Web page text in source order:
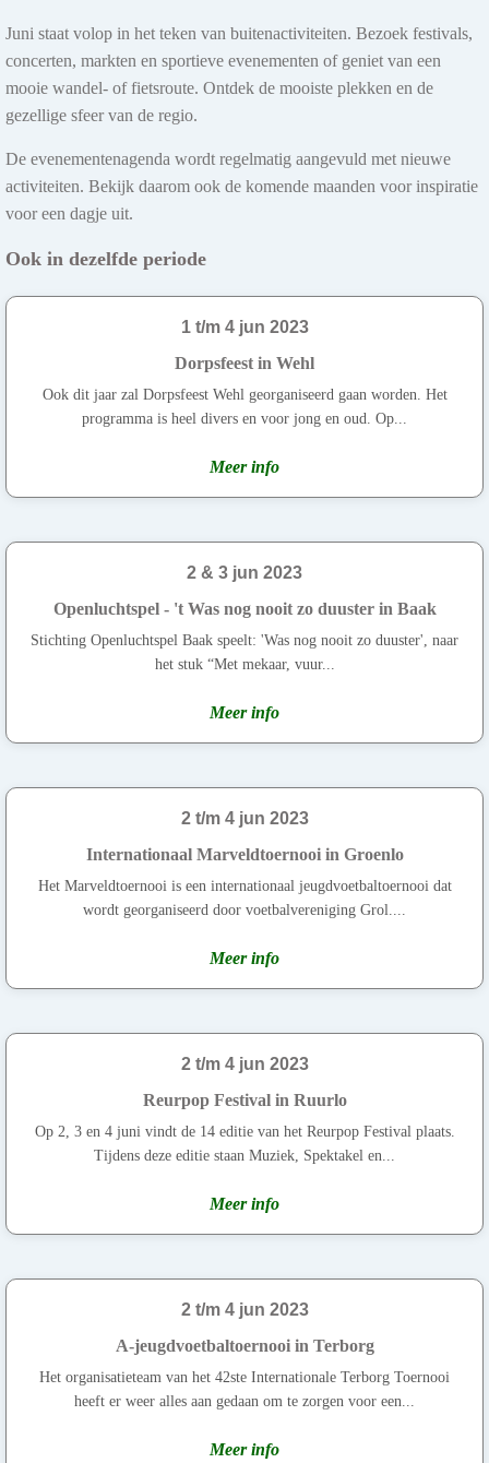
Juni staat volop in het teken van buitenactiviteiten. Bezoek festivals,
concerten, markten en sportieve evenementen of geniet van een
mooie wandel- of fietsroute. Ontdek de mooiste plekken en de
gezellige sfeer van de regio.
De evenementenagenda wordt regelmatig aangevuld met nieuwe
activiteiten. Bekijk daarom ook de komende maanden voor inspiratie
voor een dagje uit.
Ook in dezelfde periode
1 t/m 4 jun 2023
Dorpsfeest in Wehl
Ook dit jaar zal Dorpsfeest Wehl georganiseerd gaan worden. Het
programma is heel divers en voor jong en oud. Op...
Meer info
2 & 3 jun 2023
Openluchtspel - 't Was nog nooit zo duuster in Baak
Stichting Openluchtspel Baak speelt: 'Was nog nooit zo duuster', naar
het stuk “Met mekaar, vuur...
Meer info
2 t/m 4 jun 2023
Internationaal Marveldtoernooi in Groenlo
Het Marveldtoernooi is een internationaal jeugdvoetbaltoernooi dat
wordt georganiseerd door voetbalvereniging Grol....
Meer info
2 t/m 4 jun 2023
Reurpop Festival in Ruurlo
Op 2, 3 en 4 juni vindt de 14 editie van het Reurpop Festival plaats.
Tijdens deze editie staan Muziek, Spektakel en...
Meer info
2 t/m 4 jun 2023
A-jeugdvoetbaltoernooi in Terborg
Het organisatieteam van het 42ste Internationale Terborg Toernooi
heeft er weer alles aan gedaan om te zorgen voor een...
Meer info